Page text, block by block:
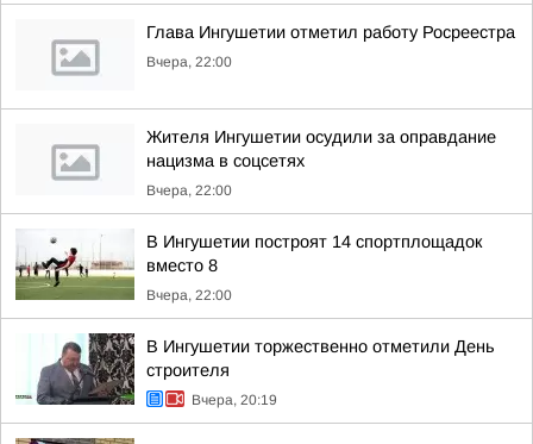
Глава Ингушетии отметил работу Росреестра
Вчера, 22:00
Жителя Ингушетии осудили за оправдание
нацизма в соцсетях
Вчера, 22:00
В Ингушетии построят 14 спортплощадок
вместо 8
Вчера, 22:00
В Ингушетии торжественно отметили День
строителя
Вчера, 20:19